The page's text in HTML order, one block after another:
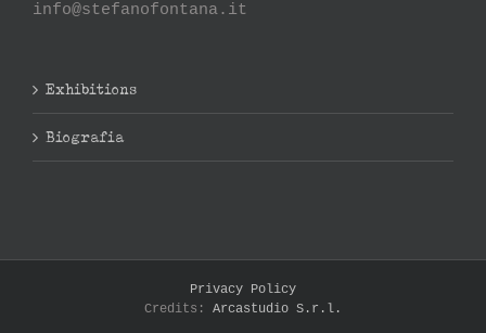
info@stefanofontana.it
Exhibitions
Biografia
Privacy Policy
Credits: Arcastudio S.r.l.